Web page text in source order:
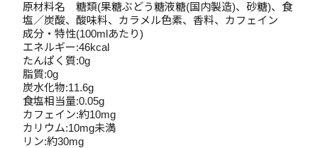
原材料名 糖類(果糖ぶどう糖液糖(国内製造)、砂糖)、食
塩／炭酸、酸味料、カラメル色素、香料、カフェイン
成分・特性(100mlあたり)
エネルギー:46kcal
たんぱく質:0g
脂質:0g
炭水化物:11.6g
食塩相当量:0.05g
カフェイン:約10mg
カリウム:10mg未満
リン:約30mg